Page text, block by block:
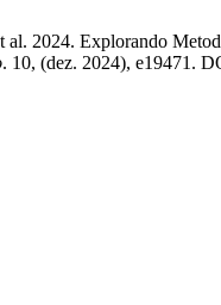
al. 2024. Explorando
. 10, (dez. 2024), e19471.